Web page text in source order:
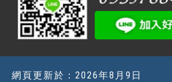
網頁更新於： 2026年8月9日